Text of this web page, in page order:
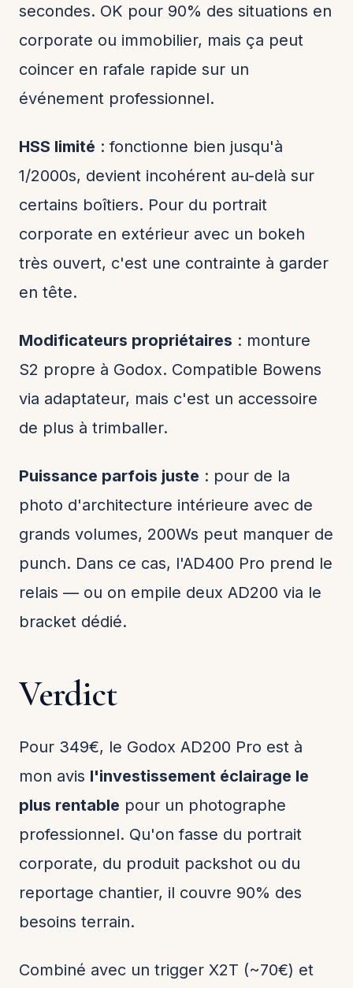
secondes. OK pour 90% des situations en
corporate ou immobilier, mais ça peut
coincer en rafale rapide sur un
événement professionnel.
HSS limité : fonctionne bien jusqu'à
1/2000s, devient incohérent au-delà sur
certains boîtiers. Pour du portrait
corporate en extérieur avec un bokeh
très ouvert, c'est une contrainte à garder
en tête.
Modificateurs propriétaires : monture
S2 propre à Godox. Compatible Bowens
via adaptateur, mais c'est un accessoire
de plus à trimballer.
Puissance parfois juste : pour de la
photo d'architecture intérieure avec de
grands volumes, 200Ws peut manquer de
punch. Dans ce cas, l'AD400 Pro prend le
relais — ou on empile deux AD200 via le
bracket dédié.
Verdict
Pour 349€, le Godox AD200 Pro est à
mon avis l'investissement éclairage le
plus rentable pour un photographe
professionnel. Qu'on fasse du portrait
corporate, du produit packshot ou du
reportage chantier, il couvre 90% des
besoins terrain.
Combiné avec un trigger X2T (~70€) et